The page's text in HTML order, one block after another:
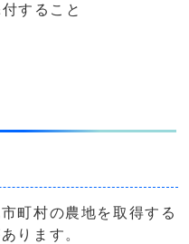
すること
町村の農地を取得する
ります。